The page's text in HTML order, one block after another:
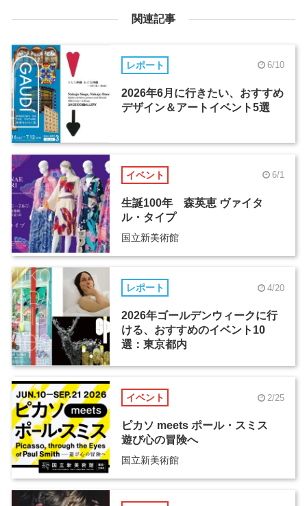
関連記事
レポート 6/10
2026年6月に行きたい、おすすめ
デザイン＆アートイベント5選
イベント 6/1
生誕100年 森英恵 ヴァイタ
ル・タイプ
国立新美術館
レポート 4/20
2026年ゴールデンウィークに行
ける、おすすめのイベント10
選：東京都内
イベント 2/25
ピカソ meets ポール・スミス
遊び心の冒険へ
国立新美術館